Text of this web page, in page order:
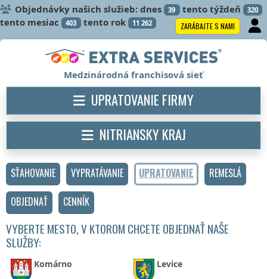
Objednávky našich služieb: dnes 39 tento týždeň 320
tento mesiac 403 tento rok 11 262 ZARÁBAJTE S NAMI
SŤAHOVANIE VYPRATÁVANIE UPRATOVANIE
REMESLÁ
OBJEDNAŤ
CENNÍK
VYBERTE MESTO, V KTOROM CHCETE OBJEDNAŤ NAŠE
SLUŽBY:
Komárno Levice
Medzinárodná franchisová sieť
UPRATOVANIE FIRMY
NITRIANSKY KRAJ